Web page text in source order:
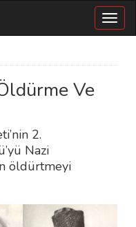
Ve
2.
Nazi
öldürtmeyi